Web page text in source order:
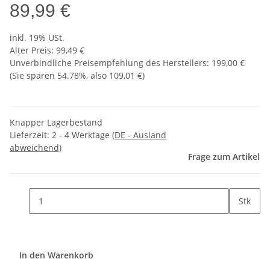
89,99 €
inkl. 19% USt.
Alter Preis: 99,49 €
Unverbindliche Preisempfehlung des Herstellers: 199,00 €
(Sie sparen 54.78%, also 109,01 €)
Knapper Lagerbestand
Lieferzeit: 2 - 4 Werktage (DE - Ausland
abweichend)
Frage zum Artikel
Stk
In den Warenkorb